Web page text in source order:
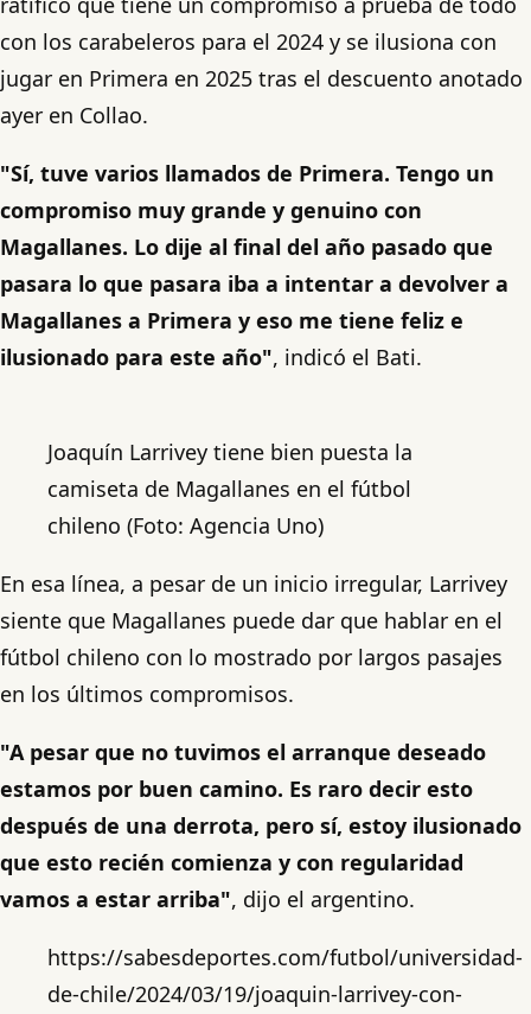
con los carabeleros para el 2024 y se ilusiona con
jugar en Primera en 2025 tras el descuento anotado
ayer en Collao.
"Sí, tuve varios llamados de Primera. Tengo un
compromiso muy grande y genuino con
Magallanes. Lo dije al final del año pasado que
pasara lo que pasara iba a intentar a devolver a
Magallanes a Primera y eso me tiene feliz e
ilusionado para este año", indicó el Bati.
Joaquín Larrivey tiene bien puesta la
camiseta de Magallanes en el fútbol
chileno (Foto: Agencia Uno)
En esa línea, a pesar de un inicio irregular, Larrivey
siente que Magallanes puede dar que hablar en el
fútbol chileno con lo mostrado por largos pasajes
en los últimos compromisos.
"A pesar que no tuvimos el arranque deseado
estamos por buen camino. Es raro decir esto
después de una derrota, pero sí, estoy ilusionado
que esto recién comienza y con regularidad
vamos a estar arriba", dijo el argentino.
https://sabesdeportes.com/futbol/universidad-
de-chile/2024/03/19/joaquin-larrivey-con-